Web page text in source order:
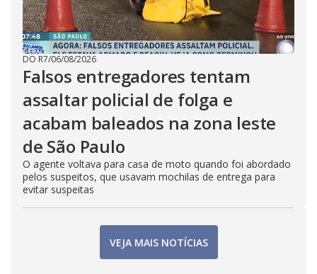
DO R7/06/08/2026
Falsos entregadores tentam
assaltar policial de folga e
acabam baleados na zona leste
de São Paulo
O agente voltava para casa de moto quando foi abordado
pelos suspeitos, que usavam mochilas de entrega para
evitar suspeitas
VEJA MAIS NOTÍCIAS